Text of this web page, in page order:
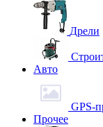
Дрели
Авто
GPS-
Прочее